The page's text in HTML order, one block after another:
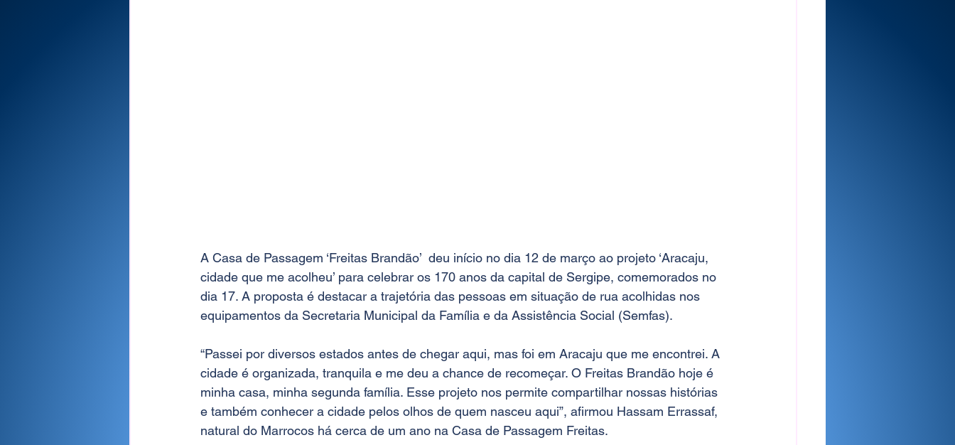
A Casa de Passagem ‘Freitas Brandão’  deu início no dia 12 de março ao projeto ‘Aracaju,
cidade que me acolheu’ para celebrar os 170 anos da capital de Sergipe, comemorados no
dia 17. A proposta é destacar a trajetória das pessoas em situação de rua acolhidas nos
equipamentos da Secretaria Municipal da Família e da Assistência Social (Semfas).
“Passei por diversos estados antes de chegar aqui, mas foi em Aracaju que me encontrei. A
cidade é organizada, tranquila e me deu a chance de recomeçar. O Freitas Brandão hoje é
minha casa, minha segunda família. Esse projeto nos permite compartilhar nossas histórias
e também conhecer a cidade pelos olhos de quem nasceu aqui”, afirmou Hassam Errassaf,
natural do Marrocos há cerca de um ano na Casa de Passagem Freitas.